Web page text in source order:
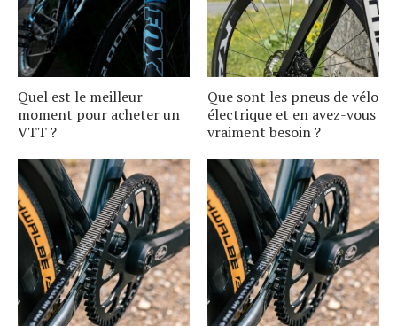
Quel est le meilleur
moment pour acheter un
VTT ?
Que sont les pneus de vélo
électrique et en avez-vous
vraiment besoin ?